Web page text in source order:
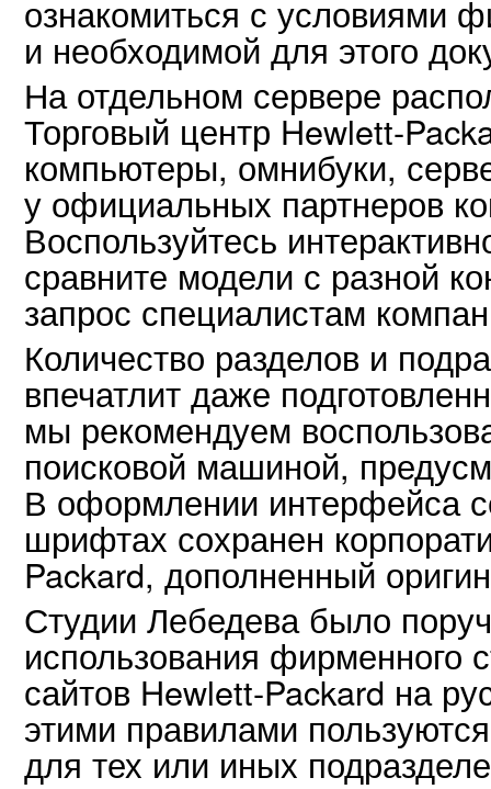
ознакомиться с условиями
и необходимой для этого
На отдельном сервере
Торговый центр Hewlett-
компьютеры, омнибуки,
у официальных партнеров
Воспользуйтесь
сравните модели с разной
запрос специалистам
Количество разделов и
впечатлит даже
мы рекомендуем
поисковой машиной,
В оформлении интерфейса
шрифтах сохранен
Packard, дополненный
Студии Лебедева было
использования фирменного
сайтов Hewlett-Packard на
этими правилами
для тех или иных